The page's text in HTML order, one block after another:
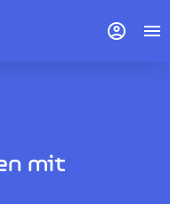
mit
account_circle menu